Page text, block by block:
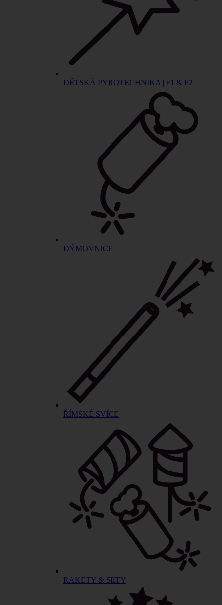
DĚTSKÁ PYROTECHNIKA | F1 & F2
DÝMOVNICE
ŘÍMSKÉ SVÍCE
RAKETY & SETY